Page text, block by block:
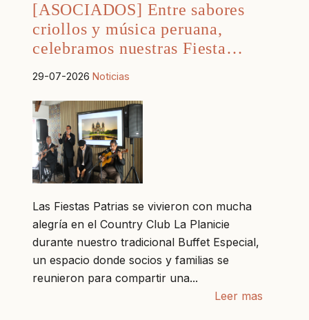
[ASOCIADOS] Entre sabores
criollos y música peruana,
celebramos nuestras Fiesta…
29-07-2026 Noticias
Las Fiestas Patrias se vivieron con mucha
alegría en el Country Club La Planicie
durante nuestro tradicional Buffet Especial,
un espacio donde socios y familias se
reunieron para compartir una...
Leer mas